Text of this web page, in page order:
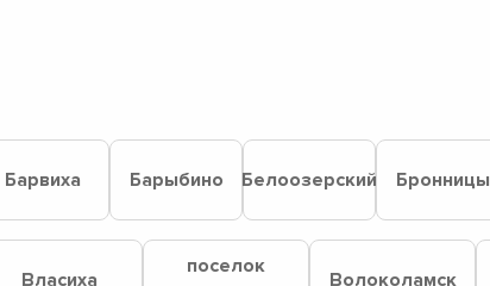
Барвиха Барыбино Белоозерский Бронницы
Власиха
поселок
Волоколамск